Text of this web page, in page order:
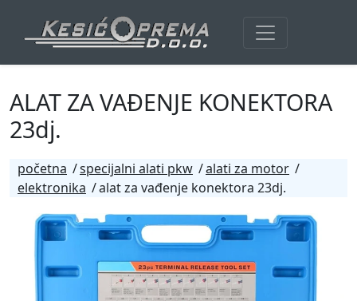
ALAT ZA VAĐENJE KONEKTORA
23dj.
početna specijalni alati pkw
alati za motor
elektronika
alat za vađenje konektora 23dj.